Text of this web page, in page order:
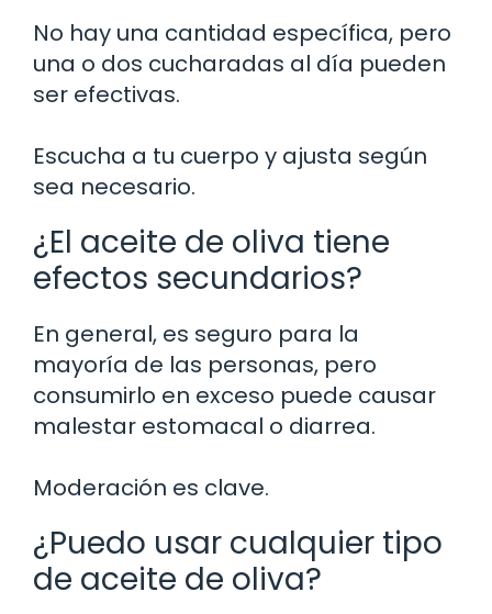
No hay una cantidad específica, pero
una o dos cucharadas al día pueden
ser efectivas.
Escucha a tu cuerpo y ajusta según
sea necesario.
¿El aceite de oliva tiene
efectos secundarios?
En general, es seguro para la
mayoría de las personas, pero
consumirlo en exceso puede causar
malestar estomacal o diarrea.
Moderación es clave.
¿Puedo usar cualquier tipo
de aceite de oliva?